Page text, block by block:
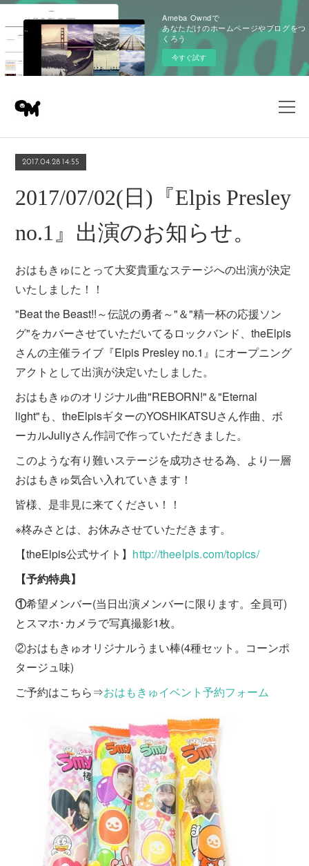
Ameba Owndで
あなただけのホームページやブログをつ
くろう
今すぐ試す
2017.04.28 14:55
2017/07/02(日)『Elpis Presley
no.1』出演のお知らせ。
おはもきゅにとって大変貴重なステージへの出演が決定
いたしました！！
"Beat the Beast!!～伝説の勇者～"＆"精一杯の応援ソン
グ"をカバーさせていただいてるロックバンド、theElpis
さんの主催ライブ『Elpis Presley no.1』にオープニング
アクトとして出演が決定いたしました。
おはもきゅのオリジナル曲"REBORN!"＆"Eternal
light"も、theElpisギターのYOSHIKATSUさん作曲、ボ
ーカルJuliyさん作詞で作っていただきました。
このような有り難いステージを成功させる為、より一層
おはもきゅ気合い入れていきます！
皆様、是非見に来てください！！
※柊みさとは、お休みさせていただきます。
【theElpis公式サイト】 http://theelpis.com/topics/
【予約特典】
①希望メンバー(当日出演メンバーに限ります。全員可)
とスマホ･カメラで写真撮影1枚。
②おはもきゅオリジナルうまい棒(4種セット。コーンポ
タージュ味)
ご予約はこちら⇒おはもきゅイベント予約フォーム